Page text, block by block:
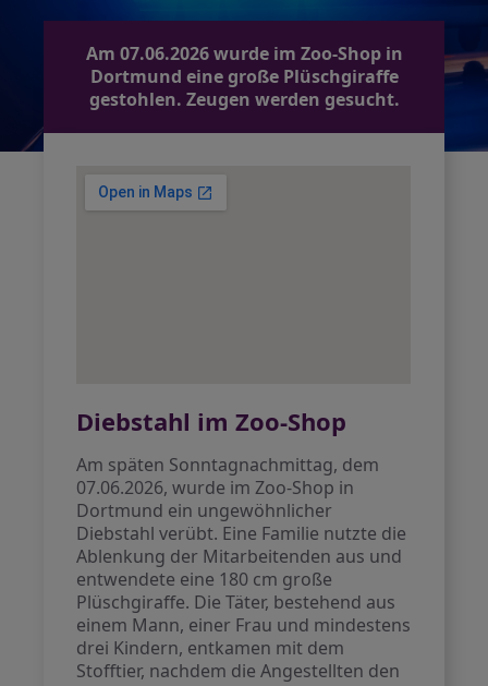
Am 07.06.2026 wurde im Zoo-Shop in
Dortmund eine große Plüschgiraffe
gestohlen. Zeugen werden gesucht.
Diebstahl im Zoo-Shop
Am späten Sonntagnachmittag, dem
07.06.2026, wurde im Zoo-Shop in
Dortmund ein ungewöhnlicher
Diebstahl verübt. Eine Familie nutzte die
Ablenkung der Mitarbeitenden aus und
entwendete eine 180 cm große
Plüschgiraffe. Die Täter, bestehend aus
einem Mann, einer Frau und mindestens
drei Kindern, entkamen mit dem
Stofftier, nachdem die Angestellten den